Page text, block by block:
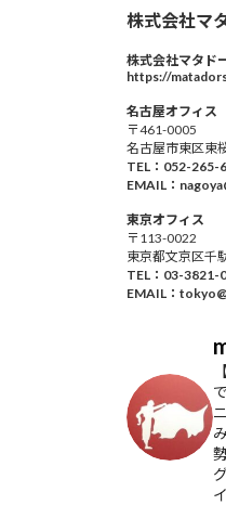
株式会社マ
株式会社マタド
https://
名古屋オフィス
〒461-0005
名古屋市東区
TEL：052-265-
EMAIL：
東京オフィス
〒113-0022
東京都文京区
TEL：03-3821-
EMAIL：